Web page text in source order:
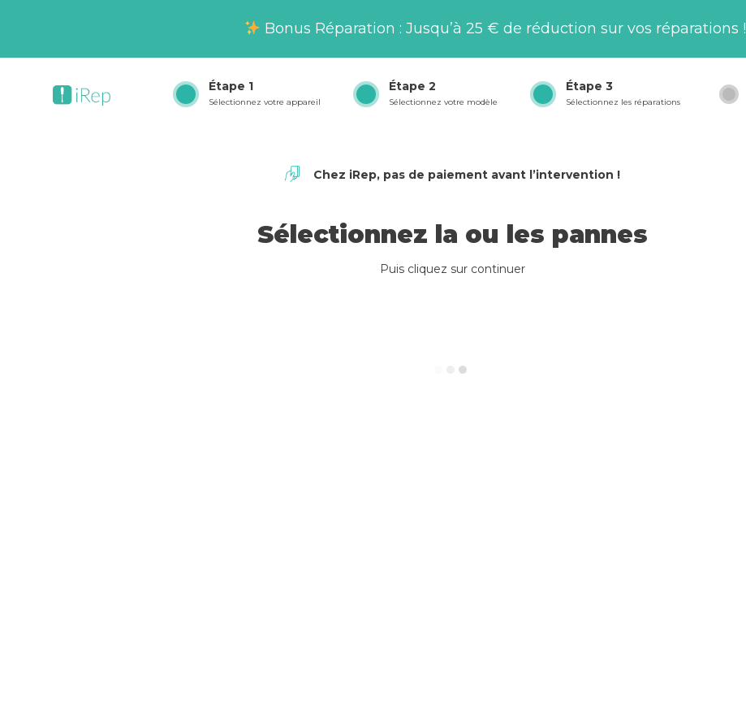
Étape 1
Sélectionnez votre appareil
Étape 2
Sélectionnez votre modèle
Étape 3
Sélectionnez les réparations
Chez iRep, pas de paiement avant l’intervention !
Sélectionnez la ou les pannes
Puis cliquez sur continuer
Bonus Réparation : Jusqu’à 25 € de réduction sur vos réparations !